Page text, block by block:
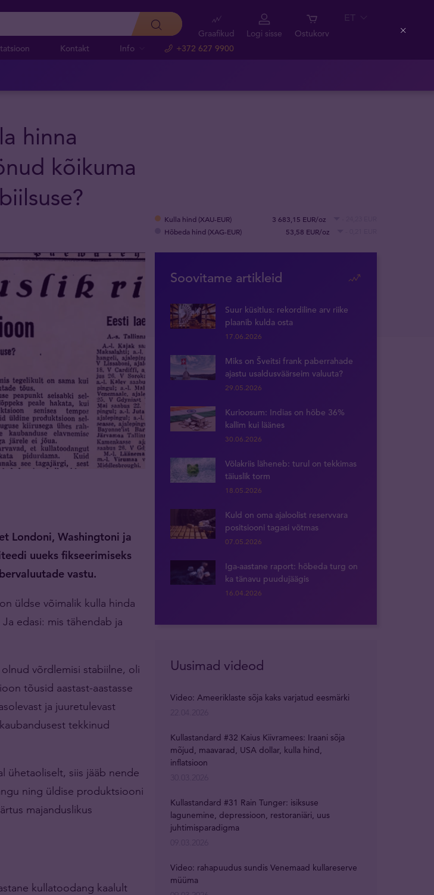
Kontakt Info +372 627 9900
Graafikud Logi sisse Ostukorv
ET
hinna
kõikuma
Kulla hind (XAU-EUR) 3 683,15 EUR/oz
Hõbeda hind (XAG-EUR) 53,58 EUR/oz
Londoni, Washingtoni ja
uueks fikseerimiseks
vastu.
üldse võimalik kulla hinda
edasi: mis tähendab ja
võrdlemisi stabiilne, oli
tõusid aastast-aastasse
ja juuretulevast
tekkinud
ühetaoliselt, siis jääb nende
ning üldise produktsiooni
majanduslikus
kullatoodang kaalult
Soovitame artikleid
Suur küsitlus: rekordiline arv riike
plaanib kulda osta
17.06.2026
Miks on Šveitsi frank paberrahade
ajastu usaldusväärseim valuuta?
29.05.2026
Kurioosum: Indias on hõbe 36%
kallim kui läänes
30.06.2026
Võlakriis läheneb: turul on tekkimas
täiuslik torm
18.05.2026
Kuld on oma ajaloolist reservvara
positsiooni tagasi võtmas
07.05.2026
Iga-aastane raport: hõbeda turg on
ka tänavu puudujäägis
16.04.2026
Uusimad videod
Video: Ameeriklaste sõja kaks varjatud eesmärki
Kullastandard #32 Kaius Kiivramees: Iraani sõja
mõjud, maavarad, USA dollar, kulla hind,
inflatsioon
Kullastandard #31 Rain Tunger: isiksuse
lagunemine, depressioon, restoraniäri, uus
juhtimisparadigma
Video: rahapuudus sundis Venemaad kullareserve
müüma
Close